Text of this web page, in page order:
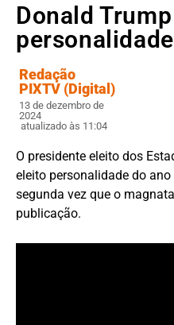
Donald
Redação
PIXTV (Digital)
13 de dezembro de
2024
atualizado às 11:04
O presidente eleito dos
eleito personalidade do
segunda vez que o
publicação.